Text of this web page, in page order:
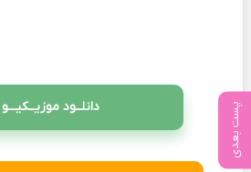
پست بعدی دانلــود موزیــکیـــو